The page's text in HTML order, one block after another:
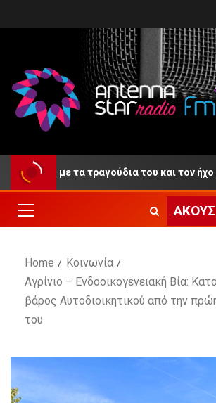
με τα τραγούδια του και τον ήχο του
Home
Κοινωνία
Αγρίνιο – Ενδοοικογενειακή Βία:
βάρος Αυτοδιοικητικού από την
του